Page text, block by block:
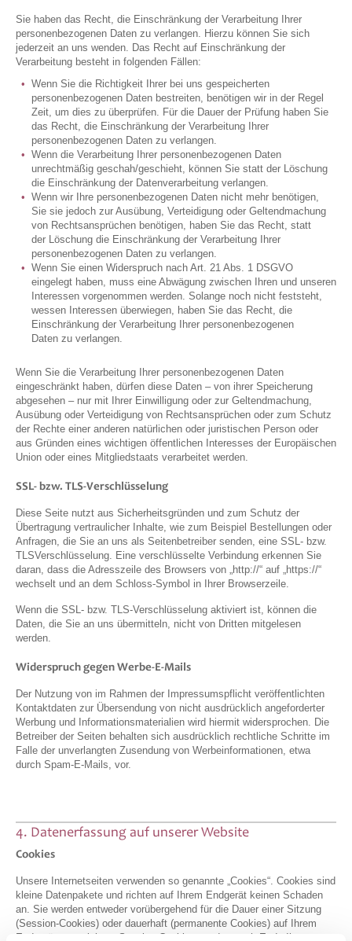
Sie haben das Recht, die Einschränkung der Verarbeitung Ihrer
personenbezogenen Daten zu verlangen. Hierzu können Sie sich
jederzeit an uns wenden. Das Recht auf Einschränkung der
Verarbeitung besteht in folgenden Fällen:
Wenn Sie die Richtigkeit Ihrer bei uns gespeicherten
personenbezogenen Daten bestreiten, benötigen wir in der Regel
Zeit, um dies zu überprüfen. Für die Dauer der Prüfung haben Sie
das Recht, die Einschränkung der Verarbeitung Ihrer
personenbezogenen Daten zu verlangen.
Wenn die Verarbeitung Ihrer personenbezogenen Daten
unrechtmäßig geschah/geschieht, können Sie statt der Löschung
die Einschränkung der Datenverarbeitung verlangen.
Wenn wir Ihre personenbezogenen Daten nicht mehr benötigen,
Sie sie jedoch zur Ausübung, Verteidigung oder Geltendmachung
von Rechtsansprüchen benötigen, haben Sie das Recht, statt
der Löschung die Einschränkung der Verarbeitung Ihrer
personenbezogenen Daten zu verlangen.
Wenn Sie einen Widerspruch nach Art. 21 Abs. 1 DSGVO
eingelegt haben, muss eine Abwägung zwischen Ihren und unseren
Interessen vorgenommen werden. Solange noch nicht feststeht,
wessen Interessen überwiegen, haben Sie das Recht, die
Einschränkung der Verarbeitung Ihrer personenbezogenen
Daten zu verlangen.
Wenn Sie die Verarbeitung Ihrer personenbezogenen Daten
eingeschränkt haben, dürfen diese Daten – von ihrer Speicherung
abgesehen – nur mit Ihrer Einwilligung oder zur Geltendmachung,
Ausübung oder Verteidigung von Rechtsansprüchen oder zum Schutz
der Rechte einer anderen natürlichen oder juristischen Person oder
aus Gründen eines wichtigen öffentlichen Interesses der Europäischen
Union oder eines Mitgliedstaats verarbeitet werden.
SSL- bzw. TLS-Verschlüsselung
Diese Seite nutzt aus Sicherheitsgründen und zum Schutz der
Übertragung vertraulicher Inhalte, wie zum Beispiel Bestellungen oder
Anfragen, die Sie an uns als Seitenbetreiber senden, eine SSL- bzw.
TLSVerschlüsselung. Eine verschlüsselte Verbindung erkennen Sie
daran, dass die Adresszeile des Browsers von „http://“ auf „https://“
wechselt und an dem Schloss-Symbol in Ihrer Browserzeile.
Wenn die SSL- bzw. TLS-Verschlüsselung aktiviert ist, können die
Daten, die Sie an uns übermitteln, nicht von Dritten mitgelesen
werden.
Widerspruch gegen Werbe-E-Mails
Der Nutzung von im Rahmen der Impressumspflicht veröffentlichten
Kontaktdaten zur Übersendung von nicht ausdrücklich angeforderter
Werbung und Informationsmaterialien wird hiermit widersprochen. Die
Betreiber der Seiten behalten sich ausdrücklich rechtliche Schritte im
Falle der unverlangten Zusendung von Werbeinformationen, etwa
durch Spam-E-Mails, vor.
4. Datenerfassung auf unserer Website
Cookies
Unsere Internetseiten verwenden so genannte „Cookies“. Cookies sind
kleine Datenpakete und richten auf Ihrem Endgerät keinen Schaden
an. Sie werden entweder vorübergehend für die Dauer einer Sitzung
(Session-Cookies) oder dauerhaft (permanente Cookies) auf Ihrem
Endgerät gespeichert. Session-Cookies werden nach Ende Ihres